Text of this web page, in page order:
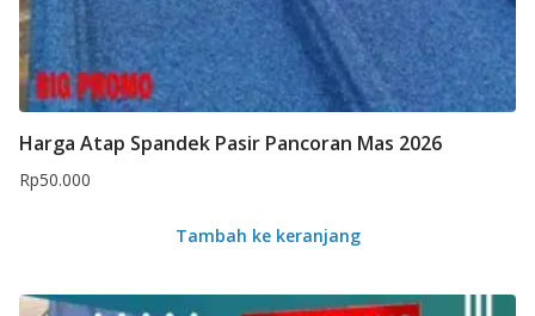
Harga Atap Spandek Pasir Pancoran Mas 2026
Rp50.000
Tambah ke keranjang